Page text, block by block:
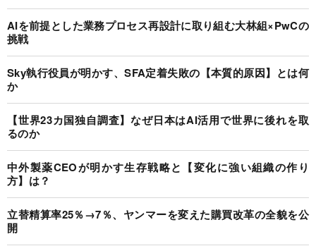
AIを前提とした業務プロセス再設計に取り組む大林組×PwCの
挑戦
Sky執行役員が明かす、SFA定着失敗の【本質的原因】とは何
か
【世界23カ国独自調査】なぜ日本はAI活用で世界に後れを取
るのか
中外製薬CEOが明かす生存戦略と【変化に強い組織の作り
方】は？
立替精算率25％→7％、ヤンマーを変えた購買改革の全貌を公
開